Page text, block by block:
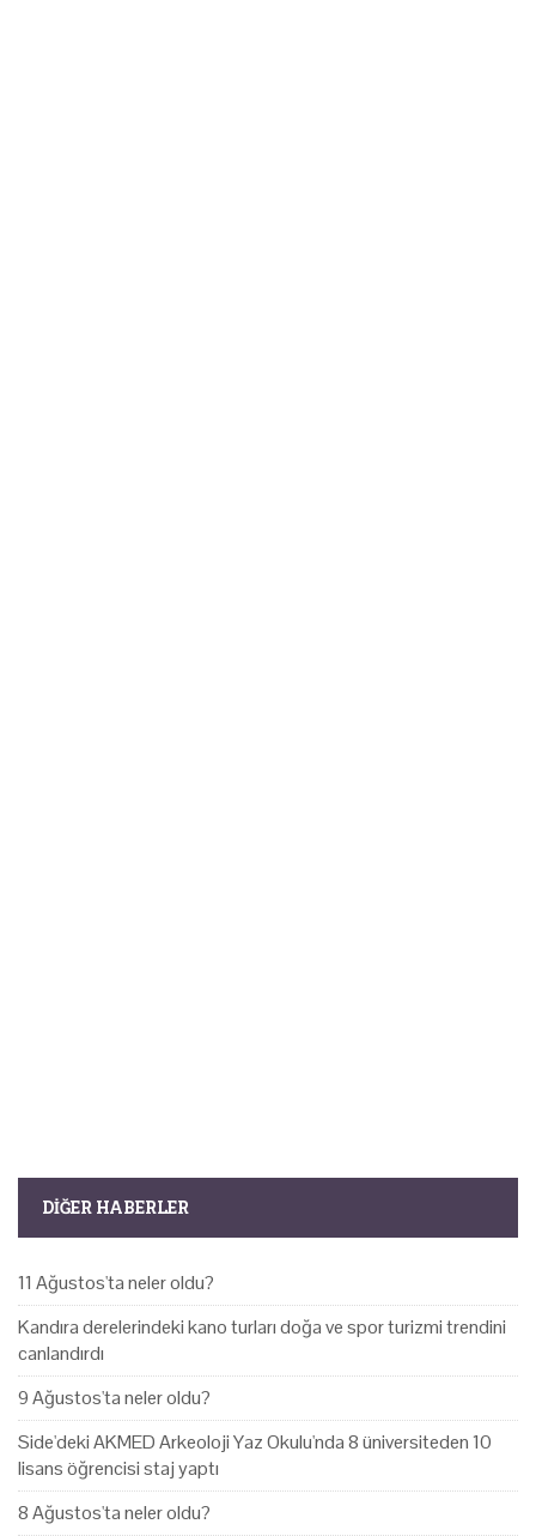
DIĞER HABERLER
11 Ağustos'ta neler oldu?
Kandıra derelerindeki kano turları doğa ve spor turizmi trendini
canlandırdı
9 Ağustos'ta neler oldu?
Side'deki AKMED Arkeoloji Yaz Okulu'nda 8 üniversiteden 10
lisans öğrencisi staj yaptı
8 Ağustos'ta neler oldu?